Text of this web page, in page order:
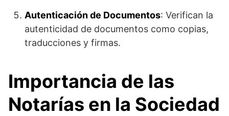
Autenticación de Documentos: Verifican la
autenticidad de documentos como copias,
traducciones y firmas.
Importancia de las
Notarías en la Sociedad